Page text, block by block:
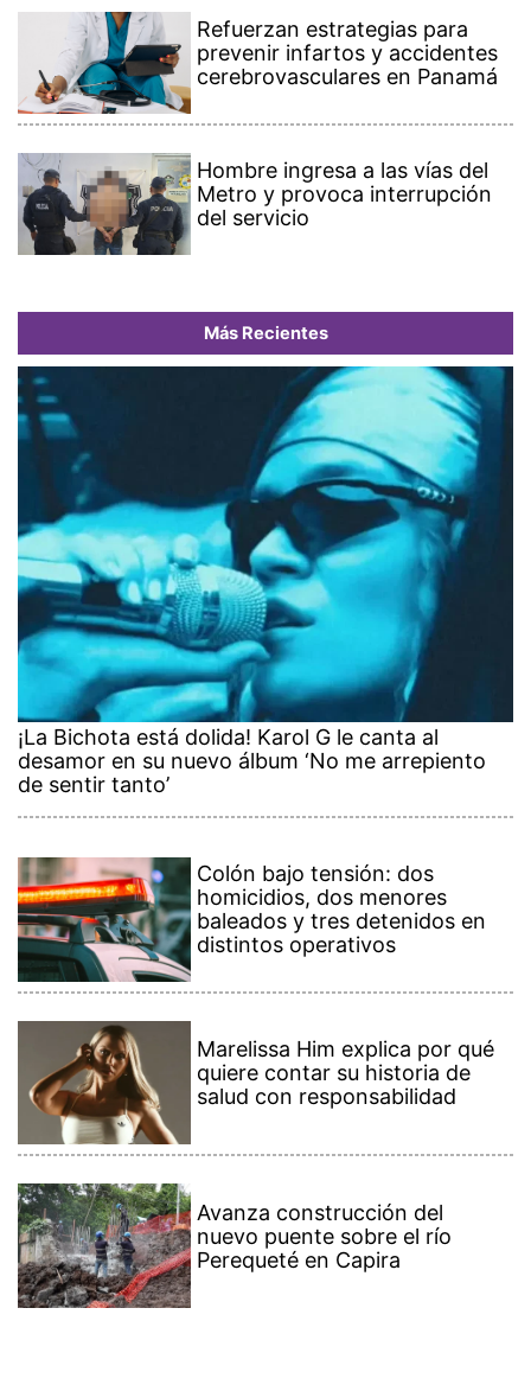
Refuerzan estrategias para
prevenir infartos y accidentes
cerebrovasculares en Panamá
Hombre ingresa a las vías del
Metro y provoca interrupción
del servicio
Más Recientes
¡La Bichota está dolida! Karol G le canta al
desamor en su nuevo álbum ‘No me arrepiento
de sentir tanto’
Colón bajo tensión: dos
homicidios, dos menores
baleados y tres detenidos en
distintos operativos
Marelissa Him explica por qué
quiere contar su historia de
salud con responsabilidad
Avanza construcción del
nuevo puente sobre el río
Perequeté en Capira